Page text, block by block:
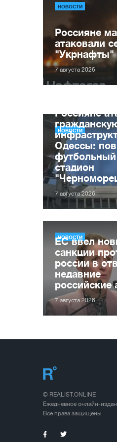
НОВОСТИ
Россияне
атаковали
"Укрнафты"
7 августа 2026
НОВОСТИ
Россияне
Одессы:
футбольный
стадион
7 августа 2026
НОВОСТИ
ЕС ввел
санкции
россии в
недавние
российские
7 августа 2026
© REALIST.ONLINE
Ежедневное онлайн-
Все права защищены